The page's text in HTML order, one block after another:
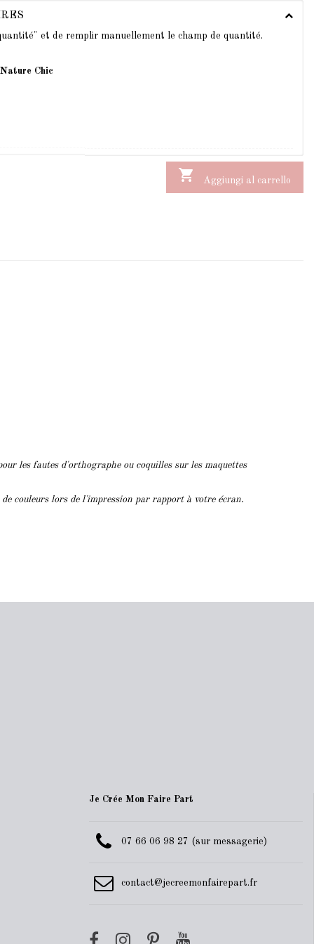
et de remplir manuellement le champ de quantité.
Chic
 Aggiungi al carrello
les fautes d'orthographe ou coquilles sur les maquettes
couleurs lors de l'impression par rapport à votre écran.
Je Crée Mon Faire Part
07 66 06 98 27 (sur messagerie)
contact@jecreemonfairepart.fr